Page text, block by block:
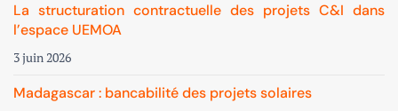
La structuration contractuelle des projets C&I dans
l’espace UEMOA
3 juin 2026
Madagascar : bancabilité des projets solaires